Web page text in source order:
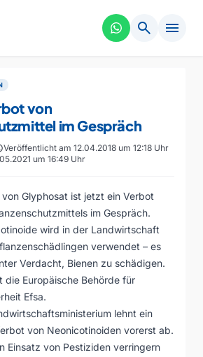
search menu
von
im Gespräch
Veröffentlicht am 12.04.2018 um 12:18 Uhr
um 16:49 Uhr
Glyphosat ist jetzt ein Verbot
im Gespräch.
wird in der Landwirtschaft
verwendet – es
Verdacht, Bienen zu schädigen.
die Europäische Behörde für
Efsa.
lehnt ein
von Neonicotinoiden vorerst ab.
Einsatz von Pestiziden verringern